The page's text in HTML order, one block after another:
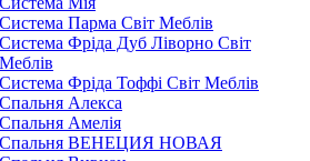
Система Парма Свiт Меблiв
Система Фріда Дуб Ліворно Світ
Меблів
Система Фріда Тоффі Світ Меблів
Спальня Алекса
Спальня Амелія
Спальня ВЕНЕЦИЯ НОВАЯ